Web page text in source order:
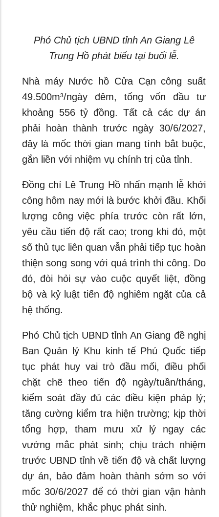
Phó Chủ tịch UBND tỉnh An Giang Lê
Trung Hồ phát biểu tại buổi lễ.
Nhà máy Nước hồ Cửa Cạn công suất
49.500m³/ngày đêm, tổng vốn đầu tư
khoảng 556 tỷ đồng. Tất cả các dự án
phải hoàn thành trước ngày 30/6/2027,
đây là mốc thời gian mang tính bắt buộc,
gắn liền với nhiệm vụ chính trị của tỉnh.
Đồng chí Lê Trung Hồ nhấn mạnh lễ khởi
công hôm nay mới là bước khởi đầu. Khối
lượng công việc phía trước còn rất lớn,
yêu cầu tiến độ rất cao; trong khi đó, một
số thủ tục liên quan vẫn phải tiếp tục hoàn
thiện song song với quá trình thi công. Do
đó, đòi hỏi sự vào cuộc quyết liệt, đồng
bộ và kỷ luật tiến độ nghiêm ngặt của cả
hệ thống.
Phó Chủ tịch UBND tỉnh An Giang đề nghị
Ban Quản lý Khu kinh tế Phú Quốc tiếp
tục phát huy vai trò đầu mối, điều phối
chặt chẽ theo tiến độ ngày/tuần/tháng,
kiểm soát đầy đủ các điều kiện pháp lý;
tăng cường kiểm tra hiện trường; kịp thời
tổng hợp, tham mưu xử lý ngay các
vướng mắc phát sinh; chịu trách nhiệm
trước UBND tỉnh về tiến độ và chất lượng
dự án, bảo đảm hoàn thành sớm so với
mốc 30/6/2027 để có thời gian vận hành
thử nghiệm, khắc phục phát sinh.